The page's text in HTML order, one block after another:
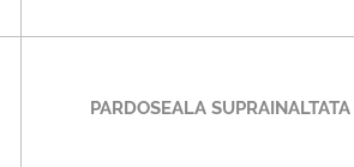
PARDOSEALA SUPRAINALTATA